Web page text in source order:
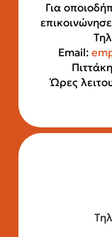
Για
Email:
Ώρες